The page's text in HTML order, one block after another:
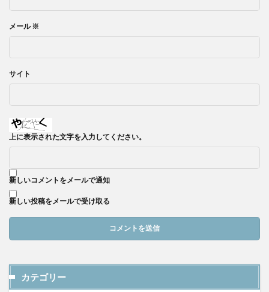
メール※
サイト
上に表示された文字を入力してください。
新しいコメントをメールで通知
新しい投稿をメールで受け取る
カテゴリー